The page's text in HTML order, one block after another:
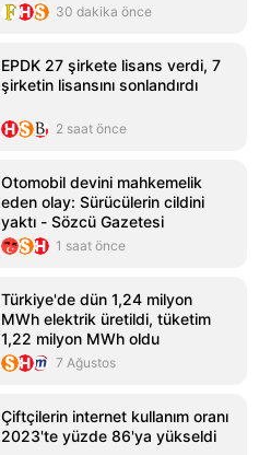
30 dakika önce
EPDK 27 şirkete lisans verdi, 7
şirketin lisansını sonlandırdı
2 saat önce
Otomobil devini mahkemelik
eden olay: Sürücülerin cildini
yaktı - Sözcü Gazetesi
1 saat önce
Türkiye'de dün 1,24 milyon
MWh elektrik üretildi, tüketim
1,22 milyon MWh oldu
7 Ağustos
Çiftçilerin internet kullanım oranı
2023'te yüzde 86'ya yükseldi